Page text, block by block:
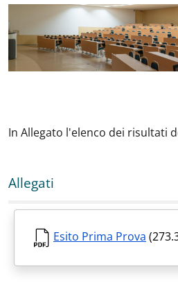
In Allegato l'elenco dei risultati
Allegati
Esito Prima Prova